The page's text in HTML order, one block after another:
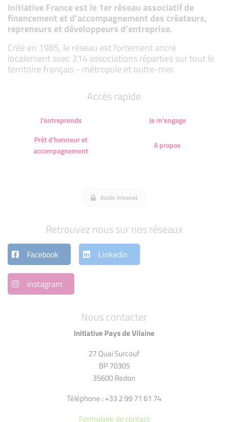
Initiative France est le 1er réseau associatif de
financement et d’accompagnement des créateurs,
repreneurs et développeurs d’entreprise.
Créé en 1985, le réseau est fortement ancré
localement avec 214 associations réparties sur tout le
territoire français - métropole et outre-mer.
Nous contacter
Initiative Pays de Vilaine
27 Quai Surcouf
BP 70305
35600 Redon
Téléphone : +33 2 99 71 61 74
Formulaire de contact
Accès rapide
J'entreprends
Je m'engage
Prêt d'honneur et
accompagnement
A propos
Accès intranet
Retrouvez nous sur nos réseaux
Facebook Linkedin
instagram